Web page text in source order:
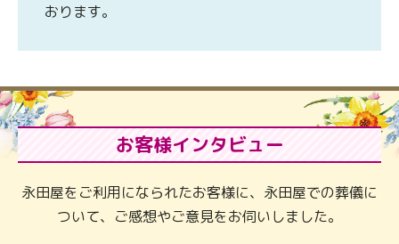
おります。
お客様インタビュー
永田屋をご利用になられたお客様に、永田屋での葬儀に
ついて、ご感想やご意見をお伺いしました。